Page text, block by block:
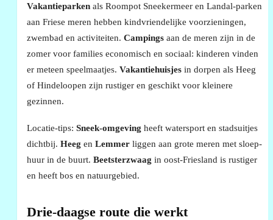
Vakantieparken als Roompot Sneekermeer en Landal-parken
aan Friese meren hebben kindvriendelijke voorzieningen,
zwembad en activiteiten. Campings aan de meren zijn in de
zomer voor families economisch en sociaal: kinderen vinden
er meteen speelmaatjes. Vakantiehuisjes in dorpen als Heeg
of Hindeloopen zijn rustiger en geschikt voor kleinere
gezinnen.
Locatie-tips: Sneek-omgeving heeft watersport en stadsuitjes
dichtbij. Heeg en Lemmer liggen aan grote meren met sloep-
huur in de buurt. Beetsterzwaag in oost-Friesland is rustiger
en heeft bos en natuurgebied.
Drie-daagse route die werkt